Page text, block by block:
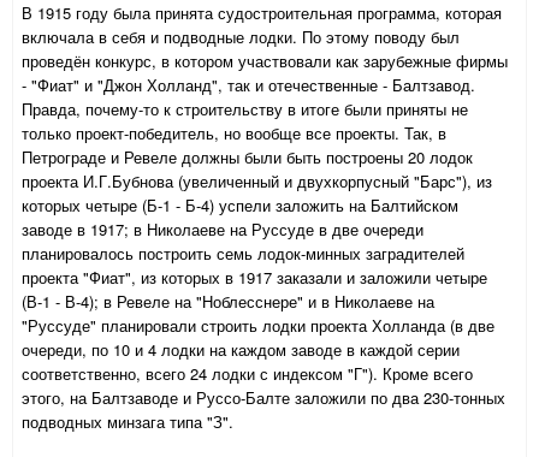
В 1915 году была принята судостроительная программа, которая
включала в себя и подводные лодки. По этому поводу был
проведён конкурс, в котором участвовали как зарубежные фирмы
- "Фиат" и "Джон Холланд", так и отечественные - Балтзавод.
Правда, почему-то к строительству в итоге были приняты не
только проект-победитель, но вообще все проекты. Так, в
Петрограде и Ревеле должны были быть построены 20 лодок
проекта И.Г.Бубнова (увеличенный и двухкорпусный "Барс"), из
которых четыре (Б-1 - Б-4) успели заложить на Балтийском
заводе в 1917; в Николаеве на Руссуде в две очереди
планировалось построить семь лодок-минных заградителей
проекта "Фиат", из которых в 1917 заказали и заложили четыре
(В-1 - В-4); в Ревеле на "Ноблесснере" и в Николаеве на
"Руссуде" планировали строить лодки проекта Холланда (в две
очереди, по 10 и 4 лодки на каждом заводе в каждой серии
соответственно, всего 24 лодки с индексом "Г"). Кроме всего
этого, на Балтзаводе и Руссо-Балте заложили по два 230-тонных
подводных минзага типа "З".